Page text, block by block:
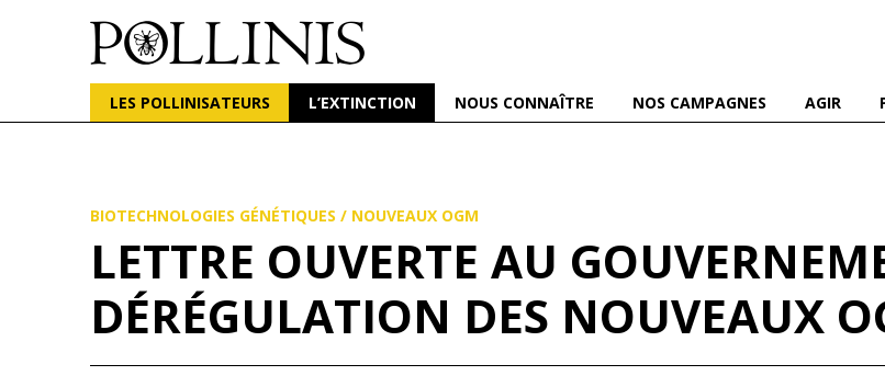
POLLINIS
LES POLLINISATEURS L’EXTINCTION NOUS CONNAÎTRE NOS CAMPAGNES AGIR
BIOTECHNOLOGIES GÉNÉTIQUES / NOUVEAUX OGM
LETTRE OUVERTE AU
DÉRÉGULATION DES NOUVEAUX